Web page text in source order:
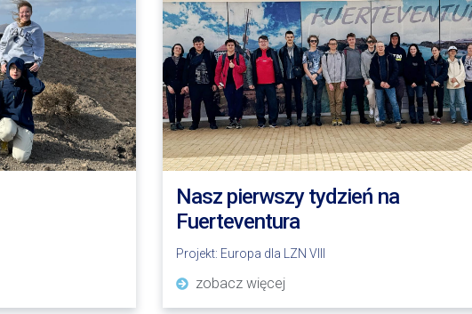
Nasz pierwszy tydzień na
Fuerteventura
Projekt: Europa dla LZN VIII
zobacz więcej